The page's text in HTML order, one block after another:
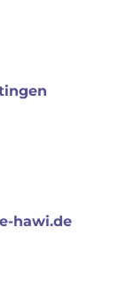
hawi.de